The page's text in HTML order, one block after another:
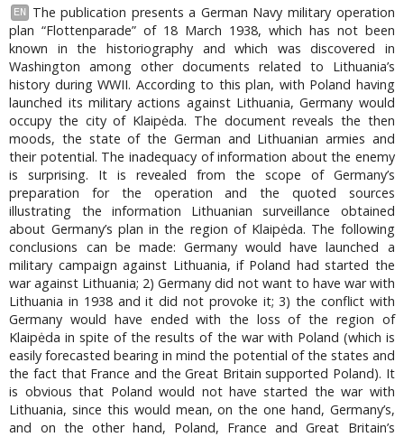
EN
The publication presents a German Navy military operation
plan “Flottenparade” of 18 March 1938, which has not been
known in the historiography and which was discovered in
Washington among other documents related to Lithuania’s
history during WWII. According to this plan, with Poland having
launched its military actions against Lithuania, Germany would
occupy the city of Klaipėda. The document reveals the then
moods, the state of the German and Lithuanian armies and
their potential. The inadequacy of information about the enemy
is surprising. It is revealed from the scope of Germany’s
preparation for the operation and the quoted sources
illustrating the information Lithuanian surveillance obtained
about Germany’s plan in the region of Klaipėda. The following
conclusions can be made: Germany would have launched a
military campaign against Lithuania, if Poland had started the
war against Lithuania; 2) Germany did not want to have war with
Lithuania in 1938 and it did not provoke it; 3) the conflict with
Germany would have ended with the loss of the region of
Klaipėda in spite of the results of the war with Poland (which is
easily forecasted bearing in mind the potential of the states and
the fact that France and the Great Britain supported Poland). It
is obvious that Poland would not have started the war with
Lithuania, since this would mean, on the one hand, Germany’s,
and on the other hand, Poland, France and Great Britain’s